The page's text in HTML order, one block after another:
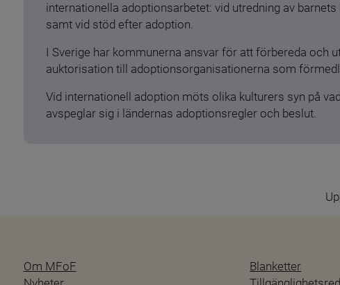
internationella adoptionsarbetet: vid utredning av
samt vid stöd efter adoption.
I Sverige har kommunerna ansvar för att förbereda och
auktorisation till adoptionsorganisationerna som
Vid internationell adoption möts olika kulturers syn på
avspeglar sig i ländernas adoptionsregler och beslut.
Om MFoF
Blanketter